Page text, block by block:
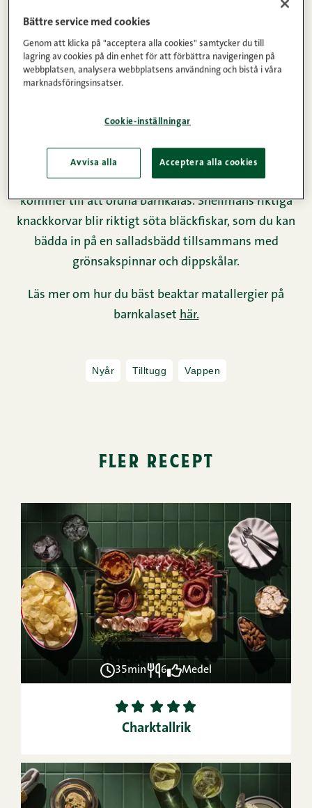
10min
Ingredienser
Instruktioner
Det finns inga gränser för kreativiteten när det
kommer till att ordna barnkalas. Snellmans riktiga
knackkorvar blir riktigt söta bläckfiskar, som du kan
bädda in på en salladsbädd tillsammans med
grönsakspinnar och dippskålar.
Läs mer om hur du bäst beaktar matallergier på
barnkalaset här.
Nyår Tilltugg Vappen
fler recept
35min 6 Medel
1 2 3 4
5
Charktallrik
Bättre service med cookies
Genom att klicka på "acceptera alla cookies" samtycker du till
lagring av cookies på din enhet för att förbättra navigeringen på
webbplatsen, analysera webbplatsens användning och bistå i våra
marknadsföringsinsatser.
Cookie-inställningar
Avvisa alla Acceptera alla cookies